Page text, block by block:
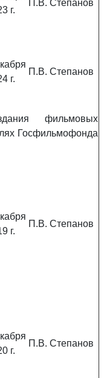
г.
П.В. Степанов
г.
П.В. Степанов
фильмовых
Госфильмофонда
г.
П.В. Степанов
г.
П.В. Степанов